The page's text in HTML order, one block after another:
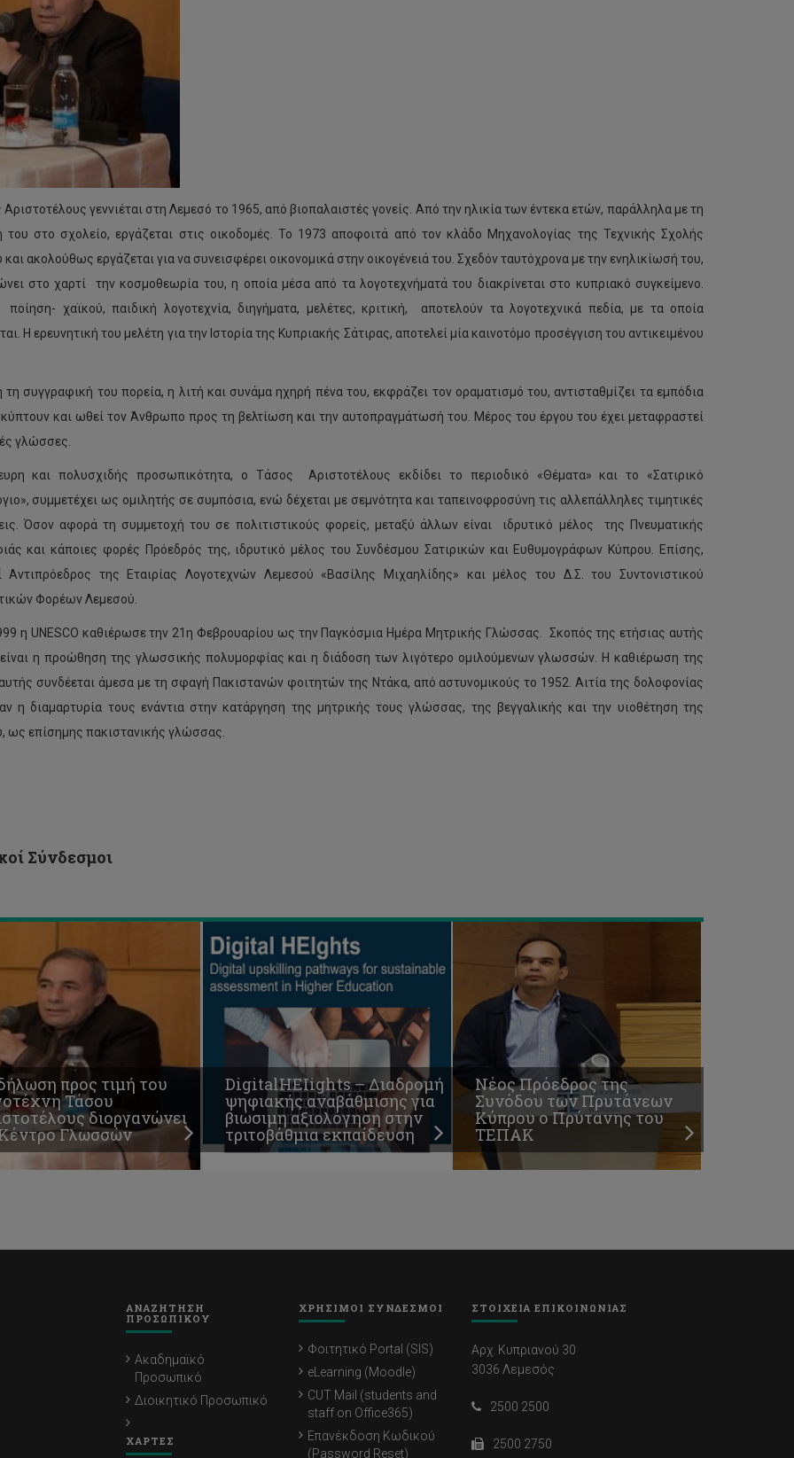
γεννιέται στη Λεμεσό το 1965, από βιοπαλαιστές γονείς. Από την ηλικία των έντεκα ετών, παράλληλα με τη
του στο σχολείο, εργάζεται στις οικοδομές. Το 1973 αποφοιτά από τον κλάδο Μηχανολογίας της Τεχνικής Σχολής
ακολούθως εργάζεται για να συνεισφέρει οικονομικά στην οικογένειά του. Σχεδόν ταυτόχρονα με την ενηλικίωσή του,
στο χαρτί την κοσμοθεωρία του, η οποία μέσα από τα λογοτεχνήματά του διακρίνεται στο κυπριακό συγκείμενο.
ποίηση- χαϊκού, παιδική λογοτεχνία, διηγήματα, μελέτες, κριτική, αποτελούν τα λογοτεχνικά πεδία, με τα οποία
Η ερευνητική του μελέτη για την Ιστορία της Κυπριακής Σάτιρας, αποτελεί μία καινοτόμο προσέγγιση του αντικειμένου
τη συγγραφική του πορεία, η λιτή και συνάμα ηχηρή πένα του, εκφράζει τον οραματισμό του, αντισταθμίζει τα εμπόδια
και ωθεί τον Άνθρωπο προς τη βελτίωση και την αυτοπραγμάτωσή του. Μέρος του έργου του έχει μεταφραστεί
γλώσσες.
και πολυσχιδής προσωπικότητα, ο Τάσος Αριστοτέλους εκδίδει το περιοδικό «Θέματα» και το «Σατιρικό
συμμετέχει ως ομιλητής σε συμπόσια, ενώ δέχεται με σεμνότητα και ταπεινοφροσύνη τις αλλεπάλληλες τιμητικές
Όσον αφορά τη συμμετοχή του σε πολιτιστικούς φορείς, μεταξύ άλλων είναι ιδρυτικό μέλος της Πνευματικής
και κάποιες φορές Πρόεδρός της, ιδρυτικό μέλος του Συνδέσμου Σατιρικών και Ευθυμογράφων Κύπρου. Επίσης,
Αντιπρόεδρος της Εταιρίας Λογοτεχνών Λεμεσού «Βασίλης Μιχαηλίδης» και μέλος του Δ.Σ. του Συντονιστικού
Φορέων Λεμεσού.
η UNESCO καθιέρωσε την 21η Φεβρουαρίου ως την Παγκόσμια Ημέρα Μητρικής Γλώσσας. Σκοπός της ετήσιας αυτής
η προώθηση της γλωσσικής πολυμορφίας και η διάδοση των λιγότερο ομιλούμενων γλωσσών. Η καθιέρωση της
συνδέεται άμεσα με τη σφαγή Πακιστανών φοιτητών της Ντάκα, από αστυνομικούς το 1952. Αιτία της δολοφονίας
η διαμαρτυρία τους ενάντια στην κατάργηση της μητρικής τους γλώσσας, της βεγγαλικής και την υιοθέτηση της
ως επίσημης πακιστανικής γλώσσας.
Σύνδεσμοι
προς τιμή του
Τάσου
διοργανώνει
Γλωσσών
DigitalHEIights
–
DigitalHEIights – Διαδρομή
ψηφιακής αναβάθμισης για
βιώσιμη αξιολόγηση στην
τριτοβάθμια εκπαίδευση
Νέος
Νέος Πρόεδρος της
Συνόδου των Πρυτάνεων
Κύπρου ο Πρύτανης του
ΤΕΠΑΚ
ΑΝΑΖΗΤΗΣΗ
ΠΡΟΣΩΠΙΚΟΥ
Ακαδημαϊκό
Προσωπικό
Διοικητικό Προσωπικό
ΧΑΡΤΕΣ
ΧΡΗΣΙΜΟΙ ΣΥΝΔΕΣΜΟΙ
Φοιτητικό Portal (SIS)
eLearning (Moodle)
CUT Mail (students and
staff on Office365)
Επανέκδοση Κωδικού
(Password Reset)
ΣΤΟΙΧΕΙΑ ΕΠΙΚΟΙΝΩΝΙΑΣ
Αρχ. Κυπριανού 30
3036 Λεμεσός
2500 2500
2500 2750